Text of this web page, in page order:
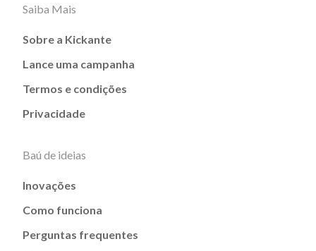
Saiba Mais
Sobre a Kickante
Lance uma campanha
Termos e condições
Privacidade
Baú de ideias
Inovações
Como funciona
Perguntas frequentes